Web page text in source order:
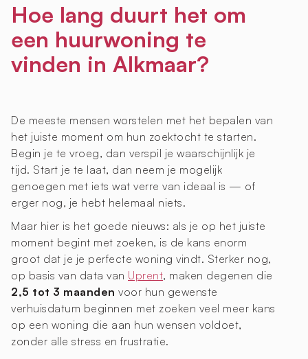
Hoe lang duurt het om
een huurwoning te
vinden in Alkmaar?
De meeste mensen worstelen met het bepalen van
het juiste moment om hun zoektocht te starten.
Begin je te vroeg, dan verspil je waarschijnlijk je
tijd. Start je te laat, dan neem je mogelijk
genoegen met iets wat verre van ideaal is — of
erger nog, je hebt helemaal niets.
Maar hier is het goede nieuws: als je op het juiste
moment begint met zoeken, is de kans enorm
groot dat je je perfecte woning vindt. Sterker nog,
op basis van data van Uprent, maken degenen die
2,5 tot 3 maanden voor hun gewenste
verhuisdatum beginnen met zoeken veel meer kans
op een woning die aan hun wensen voldoet,
zonder alle stress en frustratie.